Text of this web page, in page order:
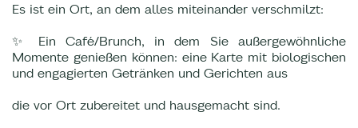
Es ist ein Ort, an dem alles miteinander verschmilzt:
✨ Ein Café/Brunch, in dem Sie außergewöhnliche
Momente genießen können: eine Karte mit biologischen
und engagierten Getränken und Gerichten aus
die vor Ort zubereitet und hausgemacht sind.